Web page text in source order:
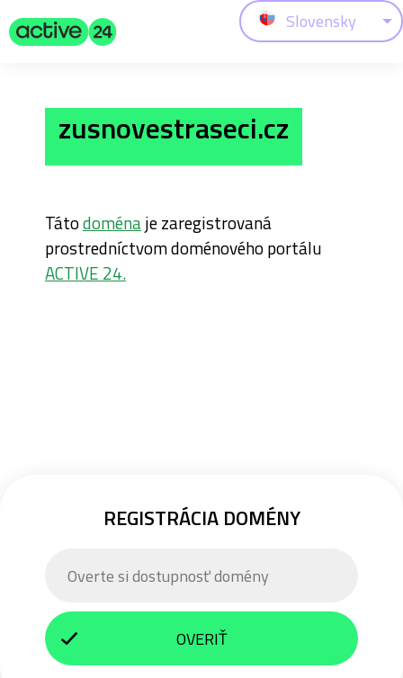
Slovensky
zusnovestraseci.cz
Tátodoménaje zaregistrovaná
prostredníctvom doménového portálu
ACTIVE 24.
REGISTRÁCIA DOMÉNY
OVERIŤ